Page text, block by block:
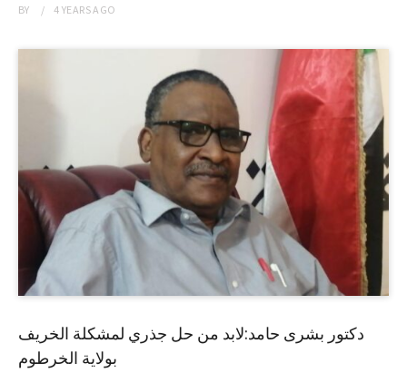
BY 4 YEARSAGO
دكتور بشرى حامد:لابد من حل جذري لمشكلة الخريف
بولاية الخرطوم